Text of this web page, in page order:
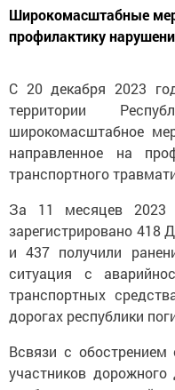
Широкомасштабные
профилактику
С 20 декабря 2023
территории
широкомасштабное
направленное на
транспортного
За 11 месяцев 2023
зарегистрировано 418
и 437 получили
ситуация с
транспортных
дорогах республики
Всвязи с обострением
участников